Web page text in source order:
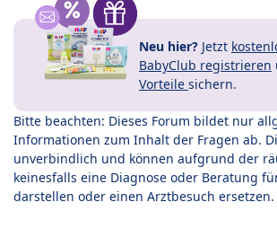
Neu hier? Jetzt
BabyClub registrieren
Vorteile sichern.
Bitte beachten: Dieses Forum bildet nur
Informationen zum Inhalt der Fragen ab.
unverbindlich und können aufgrund der
keinesfalls eine Diagnose oder Beratung
darstellen oder einen Arztbesuch ersetzen.